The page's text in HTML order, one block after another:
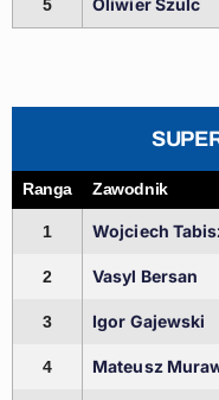
5 Oliwier Szulc
Ranga Zawodnik
1 Wojciech
2 Vasyl Bersan
3 Igor Gajewski
4 Mateusz